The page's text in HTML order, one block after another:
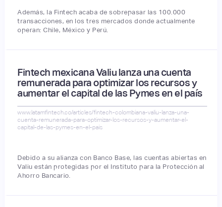
Además, la Fintech acaba de sobrepasar las 100.000
transacciones, en los tres mercados donde actualmente
operan: Chile, México y Perú.
Fintech mexicana Valiu lanza una cuenta
remunerada para optimizar los recursos y
aumentar el capital de las Pymes en el país
www.latamfintech.co/articles/fintech-colombiana-valiu-lanza-una-
cuenta-remunerada-para-optimizar-los-recursos-y-aumentar-el-
capital-de-las-pymes-en-el-pais
Debido a su alianza con Banco Base, las cuentas abiertas en
Valiu están protegidas por el Instituto para la Protección al
Ahorro Bancario.